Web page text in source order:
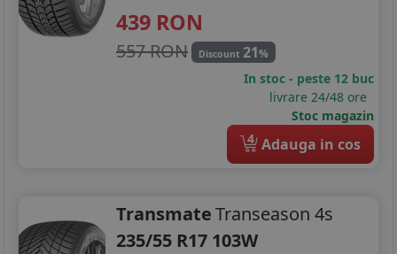
275/40R19
285/30R21
439 RON
557 RON Discount 21%
In stoc - peste 12 buc
livrare 24/48 ore
Stoc magazin
4 Adauga in cos
TransmateTranseason 4s
235/55 R17 103W